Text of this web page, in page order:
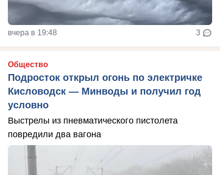
вчера в 19:48 3
Общество
Подросток открыл огонь по электричке
Кисловодск — Минводы и получил год
условно
Выстрелы из пневматического пистолета
повредили два вагона